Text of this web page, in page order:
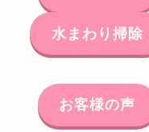
水まわり掃除
お客様の声